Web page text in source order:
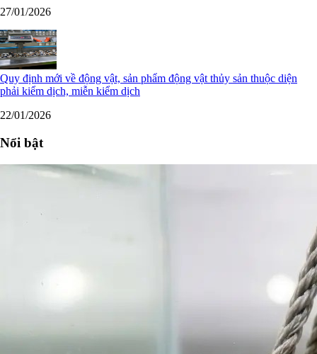
27/01/2026
Quy định mới về động vật, sản phẩm động vật thủy sản thuộc diện
phải kiểm dịch, miễn kiểm dịch
22/01/2026
Nổi bật